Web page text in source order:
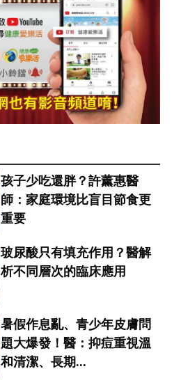
孩子少吃還胖？許薰惠醫
師：家庭環境比盲目節食更
重要
玻尿酸只有填充作用？醫解
析不同層次的臨床應用
暑假作息亂、青少年皮膚問
題大爆發！醫：抑痘重視溫
和清潔、長期...